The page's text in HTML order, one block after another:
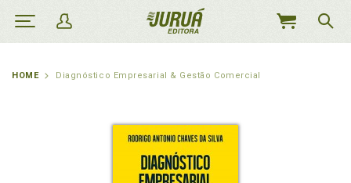
MEU
HOME Diagnóstico Empresarial & Gestão Comercial